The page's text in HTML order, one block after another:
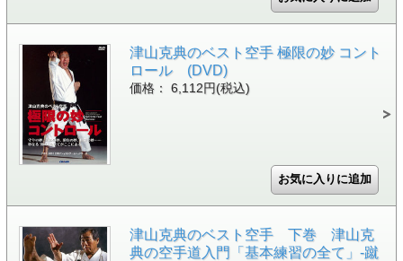
津山克典のベスト空手 極限の妙 コント
ロール (DVD)
価格： 6,112円(税込)
津山克典のベスト空手 下巻 津山克
典の空手道入門「基本練習の全て」-蹴